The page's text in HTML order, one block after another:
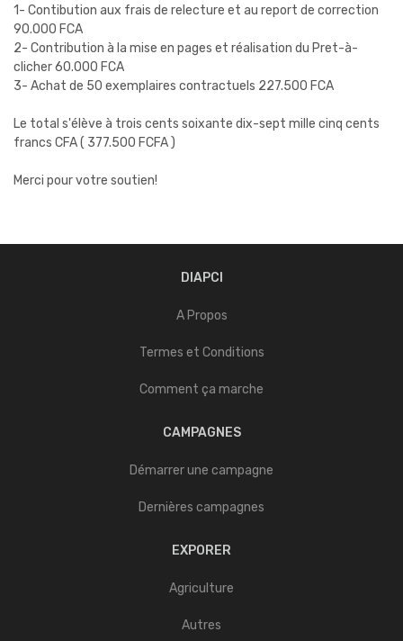
1- Contibution aux frais de relecture et au report de correction
90.000 FCA
2- Contribution à la mise en pages et réalisation du Pret-à-
clicher 60.000 FCA
3- Achat de 50 exemplaires contractuels 227.500 FCA
Le total s'élève à trois cents soixante dix-sept mille cinq cents
francs CFA ( 377.500 FCFA )
Merci pour votre soutien!
DIAPCI
A Propos
Termes et Conditions
Comment ça marche
CAMPAGNES
Démarrer une campagne
Dernières campagnes
EXPORER
Agriculture
Autres